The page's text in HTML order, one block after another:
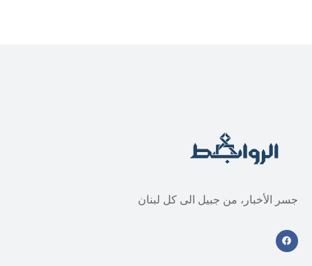
جسر الأخبار، من جبيل الى كل لبنان